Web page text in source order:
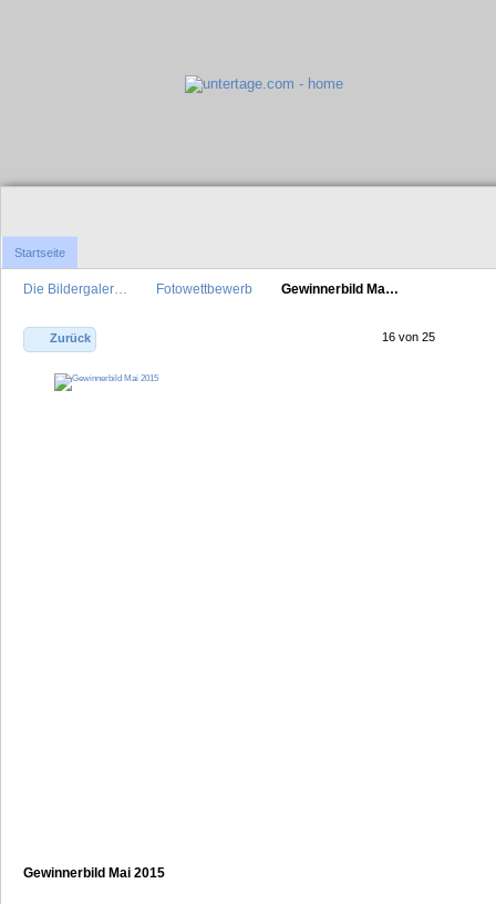
Startseite
Die Bildergaler… Fotowettbewerb Gewinnerbild Ma…
Zurück 16 von 25
Gewinnerbild Mai 2015